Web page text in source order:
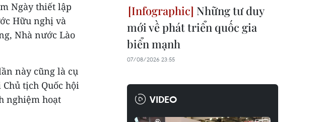
Ngày thiết lập
Hữu nghị và
Nhà nước Lào
này cũng là cụ
tịch Quốc hội
nghiệm hoạt
Những tư duy
mới về phát triển quốc gia
biển mạnh
07/08/2026 23:55
VIDEO